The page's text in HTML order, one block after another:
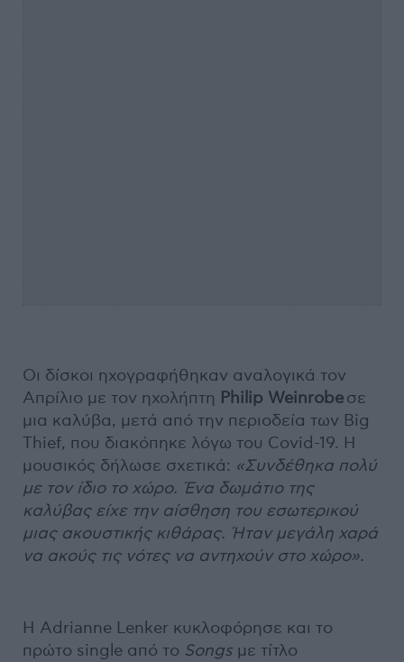
Οι δίσκοι ηχογραφήθηκαν αναλογικά τον
Απρίλιο με τον ηχολήπτη Philip Weinrobeσε
μια καλύβα, μετά από την περιοδεία των Big
Thief, που διακόπηκε λόγω του Covid-19. Η
μουσικός δήλωσε σχετικά: «Συνδέθηκα πολύ
με τον ίδιο το χώρο. Ένα δωμάτιο της
καλύβας είχε την αίσθηση του εσωτερικού
μιας ακουστικής κιθάρας. Ήταν μεγάλη χαρά
να ακούς τις νότες να αντηχούν στο χώρο».
Η Adrianne Lenker κυκλοφόρησε και το
πρώτο single από το Songs με τίτλο